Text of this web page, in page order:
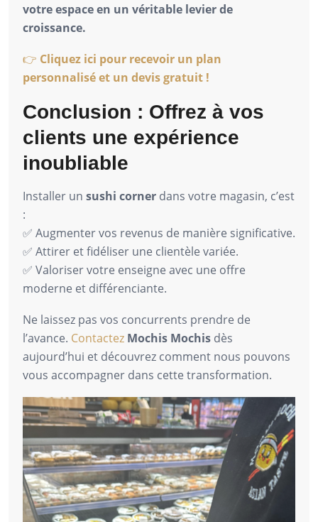
votre espace en un véritable levier de
croissance.
👉 Cliquez ici pour recevoir un plan
personnalisé et un devis gratuit !
Conclusion : Offrez à vos
clients une expérience
inoubliable
Installer un sushi corner dans votre magasin, c’est
:
✅ Augmenter vos revenus de manière significative.
✅ Attirer et fidéliser une clientèle variée.
✅ Valoriser votre enseigne avec une offre
moderne et différenciante.
Ne laissez pas vos concurrents prendre de
l’avance. Contactez Mochis Mochis dès
aujourd’hui et découvrez comment nous pouvons
vous accompagner dans cette transformation.